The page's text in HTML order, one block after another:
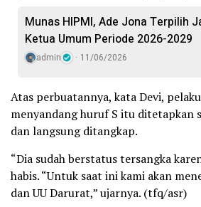
Munas HIPMI, Ade Jona Terpilih
Ketua Umum Periode 2026-2029
admin 11/06/2026
Atas perbuatannya, kata Devi,
menyandang huruf S itu ditetapkan
dan langsung ditangkap.
“Dia sudah berstatus tersangka
habis. “Untuk saat ini kami akan
dan UU Darurat,” ujarnya. (tfq/asr)